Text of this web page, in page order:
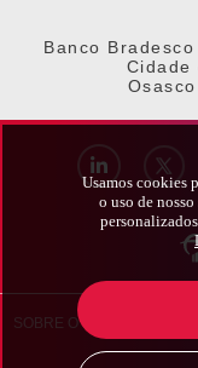
Usamos cookies
o uso de
Banco
Cidade
SOBRE O BRADESCO